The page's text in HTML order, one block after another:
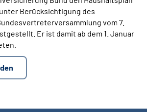
Berücksichtigung des
vom 7.
Er ist damit ab dem 1. Januar